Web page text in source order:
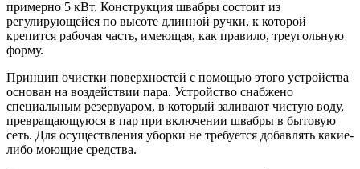
примерно 5 кВт. Конструкция швабры состоит из
регулирующейся по высоте длинной ручки, к которой
крепится рабочая часть, имеющая, как правило, треугольную
форму.
Принцип очистки поверхностей с помощью этого устройства
основан на воздействии пара. Устройство снабжено
специальным резервуаром, в который заливают чистую воду,
превращающуюся в пар при включении швабры в бытовую
сеть. Для осуществления уборки не требуется добавлять какие-
либо моющие средства.